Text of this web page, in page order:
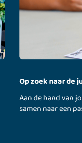
Op zoek naar de
Aan de hand van
samen naar een